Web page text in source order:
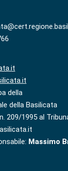
della
della Basilicata
209/1995 al
Massimo